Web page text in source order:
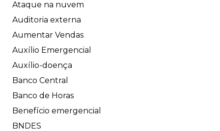
Ataque na nuvem
Auditoria externa
Aumentar Vendas
Auxílio Emergencial
Auxílio-doença
Banco Central
Banco de Horas
Benefício emergencial
BNDES